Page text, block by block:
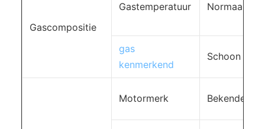
Gascompositie
Gastemperatuur Normaal
gas
kenmerkend
Schoon gas
Motormerk Bekende